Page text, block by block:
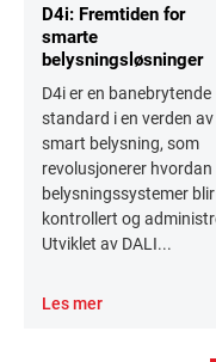
D4i: Fremtiden for
smarte
belysningsløsninger
D4i er en banebrytende
standard i en verden av
smart belysning, som
revolusjonerer hvordan
belysningssystemer blir
kontrollert og
Utviklet av DALI...
Les mer